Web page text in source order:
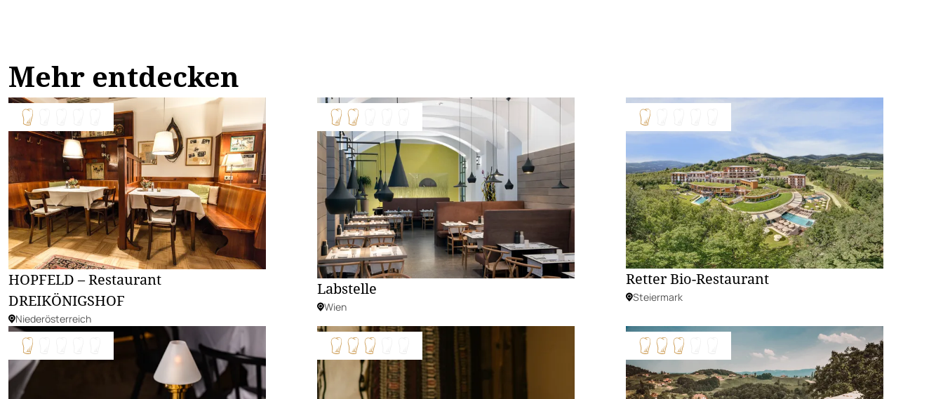
Mehr entdecken
HOPFELD – Restaurant
DREIKÖNIGSHOF
Niederösterreich
Labstelle
Wien
Retter Bio-Restaurant
Steiermark